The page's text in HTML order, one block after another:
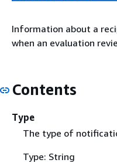
Information about a
when an evaluation
Contents
Type
The type of
Type: String